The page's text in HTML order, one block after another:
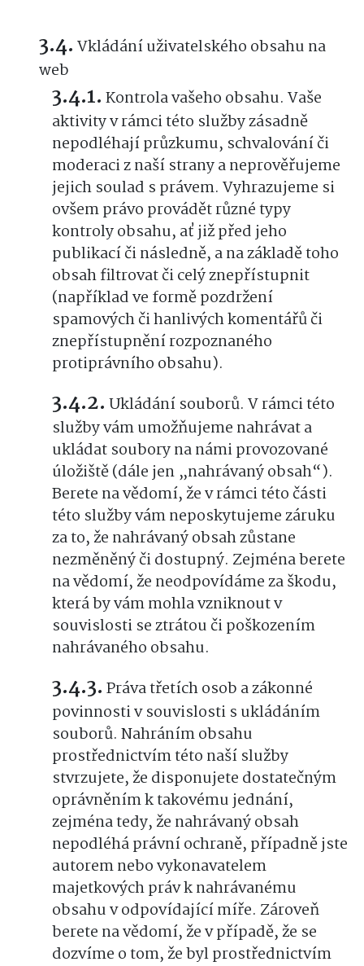
Vkládání uživatelského obsahu na
web
Kontrola vašeho obsahu. Vaše
aktivity v rámci této služby zásadně
nepodléhají průzkumu, schvalování či
moderaci z naší strany a neprověřujeme
jejich soulad s právem. Vyhrazujeme si
ovšem právo provádět různé typy
kontroly obsahu, ať již před jeho
publikací či následně, a na základě toho
obsah filtrovat či celý znepřístupnit
(například ve formě pozdržení
spamových či hanlivých komentářů či
znepřístupnění rozpoznaného
protiprávního obsahu).
Ukládání souborů. V rámci této
služby vám umožňujeme nahrávat a
ukládat soubory na námi provozované
úložiště (dále jen „nahrávaný obsah“).
Berete na vědomí, že v rámci této části
této služby vám neposkytujeme záruku
za to, že nahrávaný obsah zůstane
nezměněný či dostupný. Zejména berete
na vědomí, že neodpovídáme za škodu,
která by vám mohla vzniknout v
souvislosti se ztrátou či poškozením
nahrávaného obsahu.
Práva třetích osob a zákonné
povinnosti v souvislosti s ukládáním
souborů. Nahráním obsahu
prostřednictvím této naší služby
stvrzujete, že disponujete dostatečným
oprávněním k takovému jednání,
zejména tedy, že nahrávaný obsah
nepodléhá právní ochraně, případně jste
autorem nebo vykonavatelem
majetkových práv k nahrávanému
obsahu v odpovídající míře. Zároveň
berete na vědomí, že v případě, že se
dozvíme o tom, že byl prostřednictvím